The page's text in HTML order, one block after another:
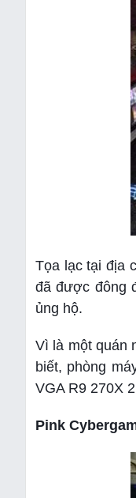
Tọa lạc tại địa
đã được đông
ủng hộ.
Vì là một quán
biết, phòng
VGA R9 270X
Pink